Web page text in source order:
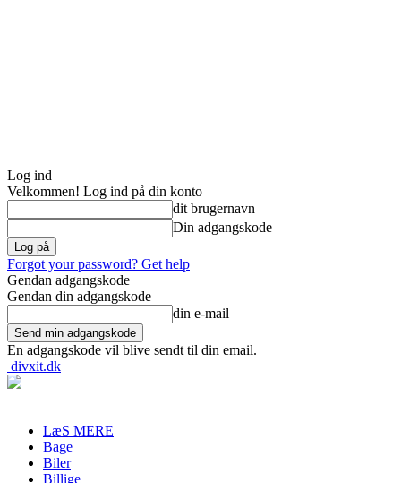
Log ind
Velkommen! Log ind på din konto
dit brugernavn
Din adgangskode
Forgot your password? Get help
Gendan adgangskode
Gendan din adgangskode
din e-mail
En adgangskode vil blive sendt til din email.
divxit.dk
LæS MERE
Bage
Biler
Billige